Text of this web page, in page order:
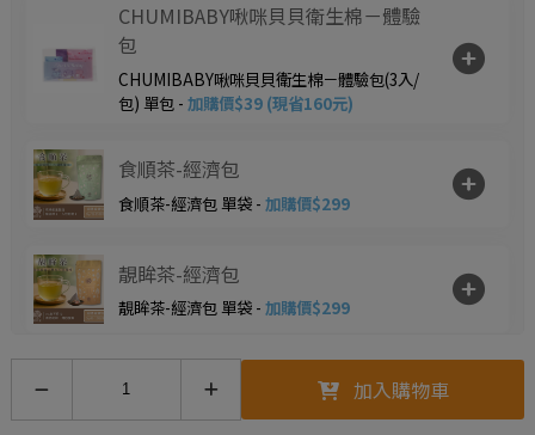
CHUMIBABY啾咪貝貝衛生棉－體驗
包
CHUMIBABY啾咪貝貝衛生棉－體驗包(3入/
包) 單包 - 加購價$39 (現省160元)
食順茶-經濟包
食順茶-經濟包 單袋 - 加購價$299
靚眸茶-經濟包
靚眸茶-經濟包 單袋 - 加購價$299
酒精)(清新薄荷/急凍香橙) 加入購物車